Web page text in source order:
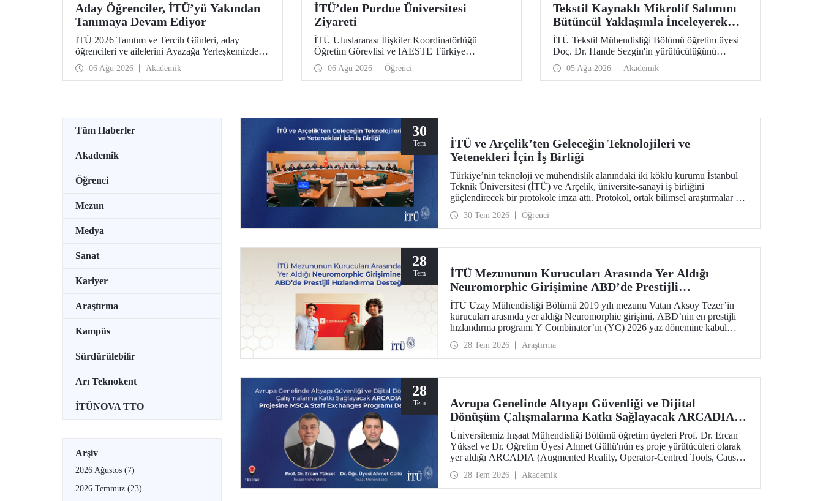
Aday Öğrenciler, İTÜ’yü Yakından
Tanımaya Devam Ediyor
İTÜ 2026 Tanıtım ve Tercih Günleri, aday
öğrencileri ve ailelerini Ayazağa Yerleşkemizde
ağırlamaya devam ediyor. Tanıtım ve Tercih
Günleri 7 Ağustos’ta tamamlanacak, ilgili fakülte
ve birimler adaylara bilgi vermeye devam edecek.
06 Ağu 2026 Akademik
İTÜ’den Purdue Üniversitesi
Ziyareti
İTÜ Uluslararası İlişkiler Koordinatörlüğü
Öğretim Görevlisi ve IAESTE Türkiye
Sorumlusu Cahit Okan, akademik ilişkileri ve iş
birliğini geliştirmek amacıyla 20-27 Temmuz
tarihlerinde ABD’de dünyanın önde gelen
06 Ağu 2026 Öğrenci
Tekstil Kaynaklı Mikrolif Salımını
Bütüncül Yaklaşımla İnceleyerek
Analiz ve Azaltım Stratejileri
Geliştirecek Projeye TÜBİTAK
Desteği
İTÜ Tekstil Mühendisliği Bölümü öğretim üyesi
Doç. Dr. Hande Sezgin'in yürütücülüğünü
üstlendiği “Sürdürülebilir Pamuk ve Polyester
Esaslı Tekstil Ürünlerinde Kullanım Koşullarına
Bağlı Mikrolif Salımı: Aşınma, UV Maruziyeti ve
proje, TÜBİTAK 2515 – COST Aksiyon Üyeleri
desteklenmeye hak kazandı.
05 Ağu 2026 Akademik
Tüm Haberler
Akademik
Öğrenci
Mezun
Medya
Sanat
Kariyer
Araştırma
Kampüs
Sürdürülebilir
Arı Teknokent
İTÜNOVA TTO
Arşiv
2026 Ağustos (7)
2026 Temmuz (23)
30
Tem
İTÜ ve Arçelik’ten Geleceğin Teknolojileri ve
Yetenekleri İçin İş Birliği
Türkiye’nin teknoloji ve mühendislik alanındaki iki köklü kurumu İstanbul
Teknik Üniversitesi (İTÜ) ve Arçelik, üniversite-sanayi iş birliğini
güçlendirecek bir protokole imza attı. Protokol, ortak bilimsel araştırmalar ve
yenilikçi teknolojilerin transferinin yanı sıra öğrencilere staj, gelişim
programları, bitirme projeleri ve mentörlük olanakları sunulmasını kapsıyor.
30 Tem 2026 Öğrenci
28
Tem
İTÜ Mezununun Kurucuları Arasında Yer Aldığı
Neuromorphic Girişimine ABD’de Prestijli
Hızlandırma Desteği
İTÜ Uzay Mühendisliği Bölümü 2019 yılı mezunu Vatan Aksoy Tezer’in
kurucuları arasında yer aldığı Neuromorphic girişimi, ABD’nin en prestijli
hızlandırma programı Y Combinator’ın (YC) 2026 yaz dönemine kabul
28 Tem 2026 Araştırma
28
Tem
Avrupa Genelinde Altyapı Güvenliği ve Dijital
Dönüşüm Çalışmalarına Katkı Sağlayacak ARCADIA
Projesine MSCA Staff Exchanges Programı Desteği
Üniversitemiz İnşaat Mühendisliği Bölümü öğretim üyeleri Prof. Dr. Ercan
Yüksel ve Dr. Öğretim Üyesi Ahmet Güllü'nün eş proje yürütücüleri olarak
yer aldığı ARCADIA (Augmented Reality, Operator-Centred Tools, Causal
Avrupa Birliği Marie Skłodowska-Curie Actions (MSCA) Staff Exchanges
Programı kapsamında desteklenmeye hak kazandı.
28 Tem 2026 Akademik